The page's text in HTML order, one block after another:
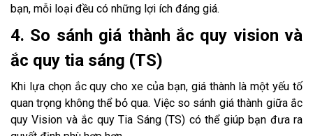
bạn, mỗi loại đều có những lợi ích đáng giá.
4. So sánh giá thành ắc quy vision và
ắc quy tia sáng (TS)
Khi lựa chọn ắc quy cho xe của bạn, giá thành là một yếu tố
quan trọng không thể bỏ qua. Việc so sánh giá thành giữa ắc
quy Vision và ắc quy Tia Sáng (TS) có thể giúp bạn đưa ra